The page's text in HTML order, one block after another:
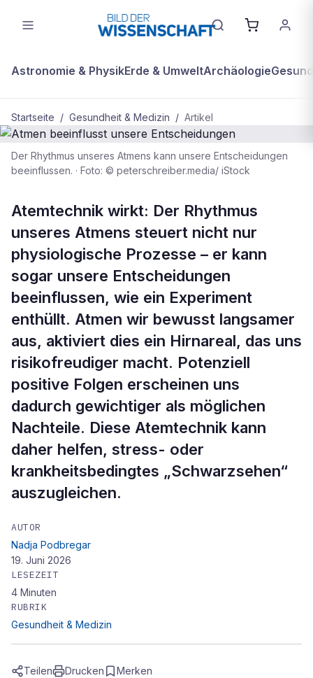
Astronomie & PhysikErde & UmweltArchäologie
Startseite / Gesundheit & Medizin / Artikel
GESUNDHEIT & MEDIZIN
Entscheidungen
Der Rhythmus unseres Atmens kann unsere Entscheidungen
beeinflussen. · Foto: © peterschreiber.media/ iStock
Atemtechnik wirkt: Der Rhythmus
unseres Atmens steuert nicht nur
physiologische Prozesse – er kann
sogar unsere Entscheidungen
beeinflussen, wie ein Experiment
enthüllt. Atmen wir bewusst langsamer
aus, aktiviert dies ein Hirnareal, das uns
risikofreudiger macht. Potenziell
positive Folgen erscheinen uns
dadurch gewichtiger als möglichen
Nachteile. Diese Atemtechnik kann
daher helfen, stress- oder
krankheitsbedingtes „Schwarzsehen“
auszugleichen.
AUTOR
Nadja Podbregar
19. Juni 2026
LESEZEIT
4 Minuten
RUBRIK
Gesundheit & Medizin
Teilen Drucken Merken